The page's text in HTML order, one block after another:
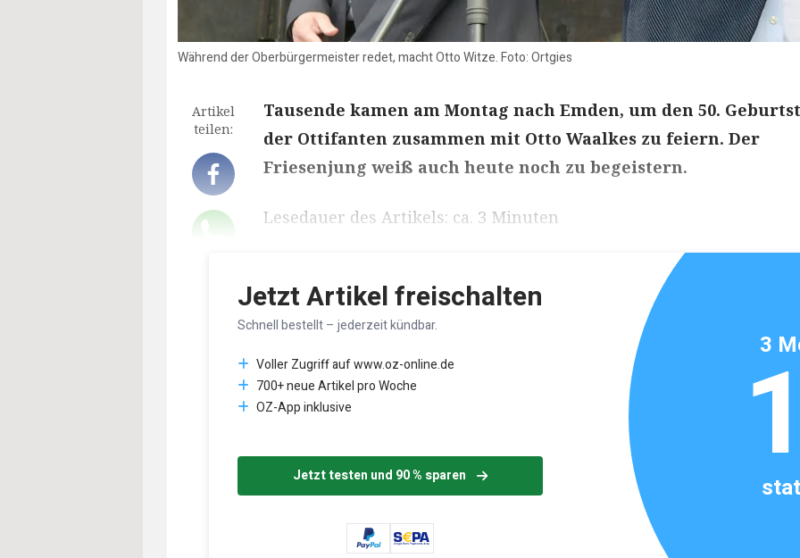
Während der Oberbürgermeister redet, macht Otto Witze. Foto: Ortgies
Artikel
teilen:
Tausende kamen am Montag nach Emden, um den 50.
der Ottifanten zusammen mit Otto Waalkes zu feiern. Der
Friesenjung weiß auch heute noch zu begeistern.
Lesedauer des Artikels: ca. 3 Minuten
Jetzt Artikel freischalten
Schnell bestellt – jederzeit kündbar.
Voller Zugriff auf www.oz-online.de
700+ neue Artikel pro Woche
OZ-App inklusive
Jetzt testen und 90 % sparen
3